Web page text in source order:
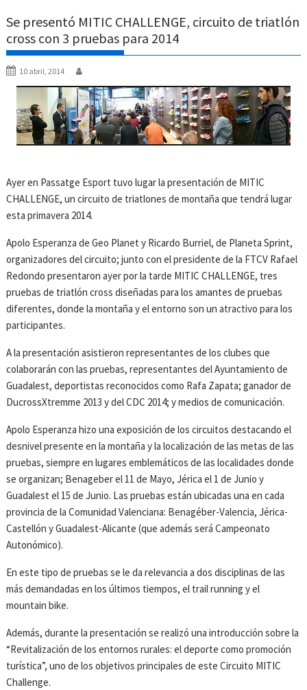
Se presentó MITIC CHALLENGE, circuito de triatlón
cross con 3 pruebas para 2014
10 abril, 2014
Ayer en Passatge Esport tuvo lugar la presentación de MITIC
CHALLENGE, un circuito de triatlones de montaña que tendrá lugar
esta primavera 2014.
Apolo Esperanza de Geo Planet y Ricardo Burriel, de Planeta Sprint,
organizadores del circuito; junto con el presidente de la FTCV Rafael
Redondo presentaron ayer por la tarde MITIC CHALLENGE, tres
pruebas de triatlón cross diseñadas para los amantes de pruebas
diferentes, donde la montaña y el entorno son un atractivo para los
participantes.
A la presentación asistieron representantes de los clubes que
colaborarán con las pruebas, representantes del Ayuntamiento de
Guadalest, deportistas reconocidos como Rafa Zapata; ganador de
DucrossXtremme 2013 y del CDC 2014; y medios de comunicación.
Apolo Esperanza hizo una exposición de los circuitos destacando el
desnivel presente en la montaña y la localización de las metas de las
pruebas, siempre en lugares emblemáticos de las localidades donde
se organizan; Benageber el 11 de Mayo, Jérica el 1 de Junio y
Guadalest el 15 de Junio. Las pruebas están ubicadas una en cada
provincia de la Comunidad Valenciana: Benagéber-Valencia, Jérica-
Castellón y Guadalest-Alicante (que además será Campeonato
Autonómico).
En este tipo de pruebas se le da relevancia a dos disciplinas de las
más demandadas en los últimos tiempos, el trail running y el
mountain bike.
Además, durante la presentación se realizó una introducción sobre la
“Revitalización de los entornos rurales: el deporte como promoción
turística”, uno de los objetivos principales de este Circuito MITIC
Challenge.